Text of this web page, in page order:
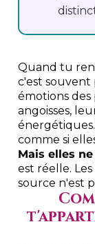
Quand tu
c'est souvent
émotions
angoisses,
comme si
Mais elles
est réelle.
source n'est